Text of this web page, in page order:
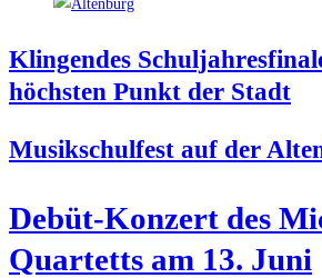
Klin­gen­des
höchs­ten Punkt der Stadt
Musik­schul­fest auf der
Debüt-Kon­zert des
Quar­tetts am 13. Juni